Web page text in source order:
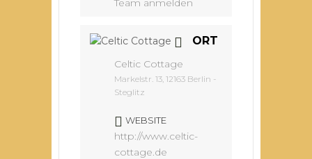
Team anmelden
ORT
Celtic Cottage
Markelstr. 13, 12163 Berlin -
Steglitz
WEBSITE
http://www.celtic-
cottage.de